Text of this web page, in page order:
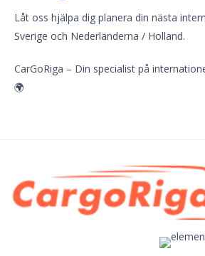
Låt oss hjälpa dig planera din nästa
Sverige och Nederländerna / Holland.
CarGoRiga – Din specialist på
🌍